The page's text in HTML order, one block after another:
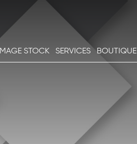
IMAGE STOCK SERVICES BOUTIQUE